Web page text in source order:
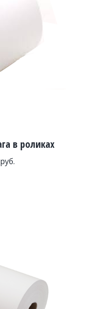
в роликах
руб.